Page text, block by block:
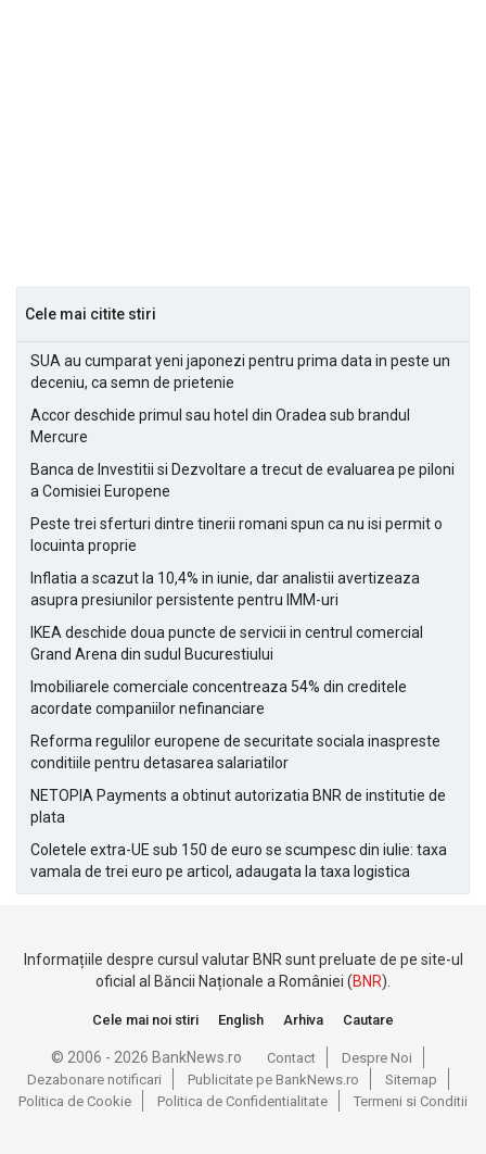
Cele mai citite stiri
SUA au cumparat yeni japonezi pentru prima data in peste un
deceniu, ca semn de prietenie
Accor deschide primul sau hotel din Oradea sub brandul
Mercure
Banca de Investitii si Dezvoltare a trecut de evaluarea pe piloni
a Comisiei Europene
Peste trei sferturi dintre tinerii romani spun ca nu isi permit o
locuinta proprie
Inflatia a scazut la 10,4% in iunie, dar analistii avertizeaza
asupra presiunilor persistente pentru IMM-uri
IKEA deschide doua puncte de servicii in centrul comercial
Grand Arena din sudul Bucurestiului
Imobiliarele comerciale concentreaza 54% din creditele
acordate companiilor nefinanciare
Reforma regulilor europene de securitate sociala inaspreste
conditiile pentru detasarea salariatilor
NETOPIA Payments a obtinut autorizatia BNR de institutie de
plata
Coletele extra-UE sub 150 de euro se scumpesc din iulie: taxa
vamala de trei euro pe articol, adaugata la taxa logistica
Informațiile despre cursul valutar BNR sunt preluate de pe site-ul
oficial al Băncii Naționale a României (BNR).
Cele mai noi stiri English Arhiva Cautare
© 2006 - 2026 BankNews.ro Contact
Despre Noi
Dezabonare notificari
Publicitate pe BankNews.ro
Sitemap
Politica de Cookie
Politica de Confidentialitate Termeni si Conditii